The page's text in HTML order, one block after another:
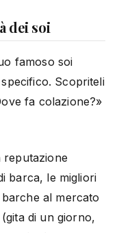
dei soi
famoso soi
Scopriteli
fa colazione?»
reputazione
barca, le migliori
al mercato
di un giorno,